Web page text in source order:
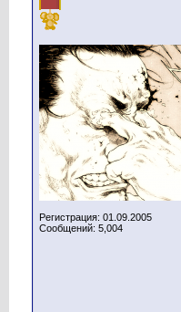
Регистрация: 01.09.2005
Сообщений: 5,004